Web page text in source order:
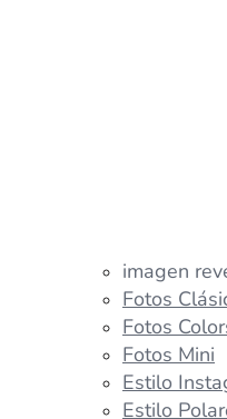
imagen
Fotos
Fotos
Fotos Mini
Estilo
Estilo